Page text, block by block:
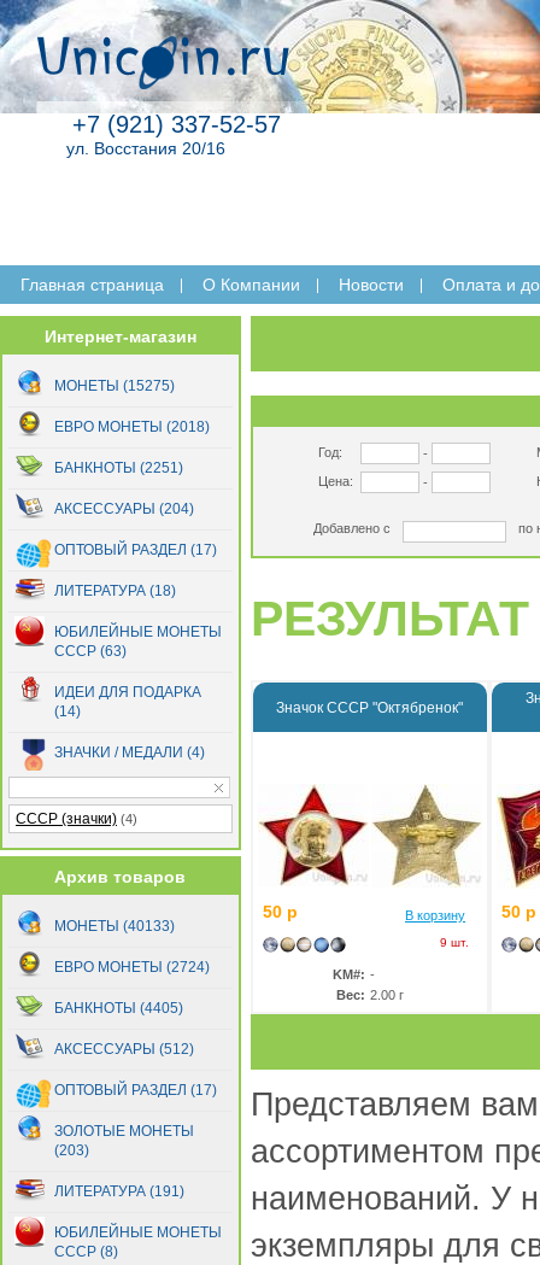
+7 (921) 337-52-57
ул. Восстания 20/16
Главная страница O Компании Новости Оплата и
Интернет-магазин
МОНЕТЫ (15275)
ЕВРО МОНЕТЫ (2018)
БАНКНОТЫ (2251)
АКСЕССУАРЫ (204)
ОПТОВЫЙ РАЗДЕЛ (17)
ЛИТЕРАТУРА (18)
ЮБИЛЕЙНЫЕ МОНЕТЫ
СССР (63)
ИДЕИ ДЛЯ ПОДАРКА
(14)
ЗНАЧКИ / МЕДАЛИ (4)
СССР (значки) (4)
Архив товаров
МОНЕТЫ (40133)
ЕВРО МОНЕТЫ (2724)
БАНКНОТЫ (4405)
АКСЕССУАРЫ (512)
ОПТОВЫЙ РАЗДЕЛ (17)
ЗОЛОТЫЕ МОНЕТЫ
(203)
ЛИТЕРАТУРА (191)
ЮБИЛЕЙНЫЕ МОНЕТЫ
СССР (8)
Год: -
Цена:
-
Добавлено с по
Значок СССР "Октябренок"
50 р В корзину
9 шт.
KM#: -
Вес: 2.00 г
50 р
Представляем
ассортиментом
наименований. У
экземпляры для